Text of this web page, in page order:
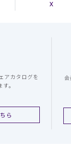
X
アカタログを
。
ら